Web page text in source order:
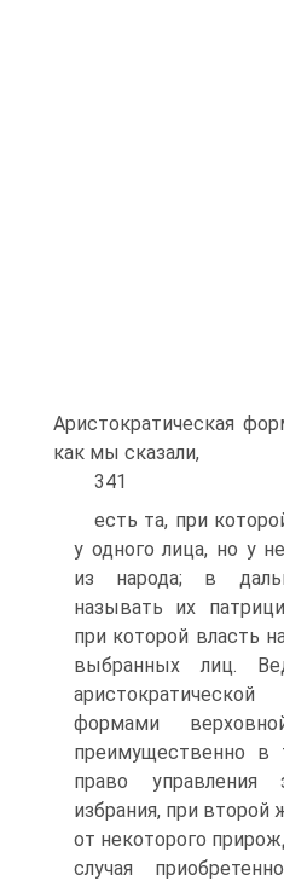
Аристократическая
как мы сказали,
341
есть та, при
у одного лица, но у
из народа; в
называть их
при которой власть
выбранных лиц.
формами
преимущественно в
право управления
избрания, при
от некоторого
случая